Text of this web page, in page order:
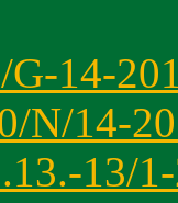
14-
N/14-
13/